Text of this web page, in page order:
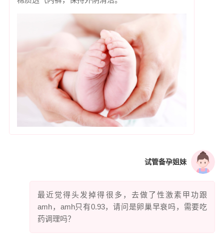
试管备孕姐妹
最近觉得头发掉得很多，去做了性激素甲功跟
amh，amh只有0.93，请问是卵巢早衰吗，需要吃
药调理吗？